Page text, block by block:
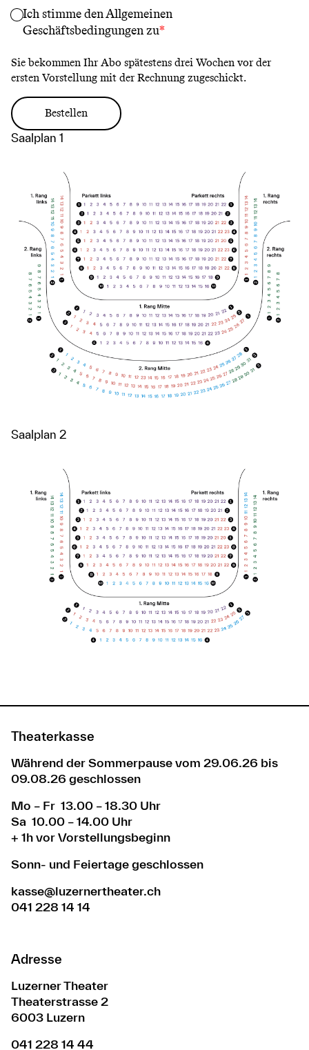
Saalplan 1
Saalplan 2
Ich stimme denAllgemeinen
Geschäftsbedingungenzu
Sie bekommen Ihr Abo spätestens drei Wochen vor der
ersten Vorstellung mit der Rechnung zugeschickt.
Theaterkasse
Während der Sommerpause vom 29.06.26 bis
09.08.26 geschlossen
Mo – Fr 13.00 – 18.30 Uhr
Sa 10.00 – 14.00 Uhr
+ 1h vor Vorstellungsbeginn
Sonn- und Feiertage geschlossen
kasse@luzernertheater.ch
041 228 14 14
Adresse
Luzerner Theater
Theaterstrasse 2
6003 Luzern
041 228 14 44